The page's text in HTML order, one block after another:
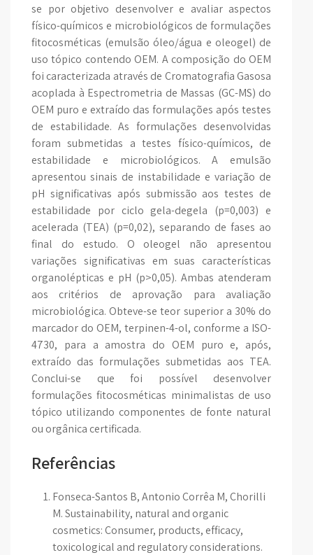
se por objetivo desenvolver e avaliar aspectos
físico-químicos e microbiológicos de formulações
fitocosméticas (emulsão óleo/água e oleogel) de
uso tópico contendo OEM. A composição do OEM
foi caracterizada através de Cromatografia Gasosa
acoplada à Espectrometria de Massas (GC-MS) do
OEM puro e extraído das formulações após testes
de estabilidade. As formulações desenvolvidas
foram submetidas a testes físico-químicos, de
estabilidade e microbiológicos. A emulsão
apresentou sinais de instabilidade e variação de
pH significativas após submissão aos testes de
estabilidade por ciclo gela-degela (p=0,003) e
acelerada (TEA) (p=0,02), separando de fases ao
final do estudo. O oleogel não apresentou
variações significativas em suas características
organolépticas e pH (p>0,05). Ambas atenderam
aos critérios de aprovação para avaliação
microbiológica. Obteve-se teor superior a 30% do
marcador do OEM, terpinen-4-ol, conforme a ISO-
4730, para a amostra do OEM puro e, após,
extraído das formulações submetidas aos TEA.
Conclui-se que foi possível desenvolver
formulações fitocosméticas minimalistas de uso
tópico utilizando componentes de fonte natural
ou orgânica certificada.
Referências
Fonseca-Santos B, Antonio Corrêa M, Chorilli
M. Sustainability, natural and organic
cosmetics: Consumer, products, efficacy,
toxicological and regulatory considerations.